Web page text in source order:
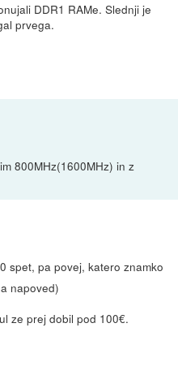
DDR1 RAMe. Slednji je
prvega.
800MHz(1600MHz) in z
spet, pa povej, katero znamko
napoved)
ze prej dobil pod 100€.